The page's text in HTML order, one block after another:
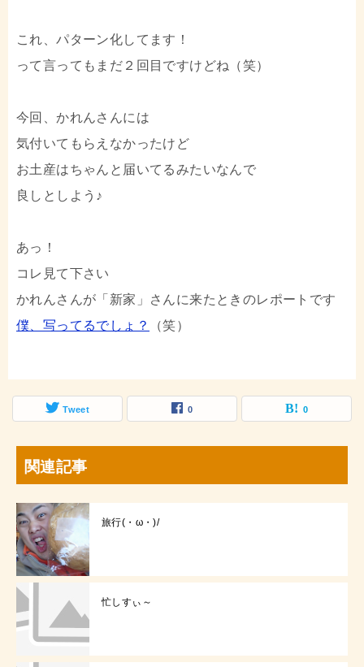
これ、パターン化してます！
って言ってもまだ２回目ですけどね（笑）
今回、かれんさんには
気付いてもらえなかったけど
お土産はちゃんと届いてるみたいなんで
良しとしよう♪
あっ！
コレ見て下さい
かれんさんが「新家」さんに来たときのレポートです
僕、写ってるでしょ？
（笑）
Tweet 0 0
関連記事
旅行(・ω・)/
忙しすぃ～